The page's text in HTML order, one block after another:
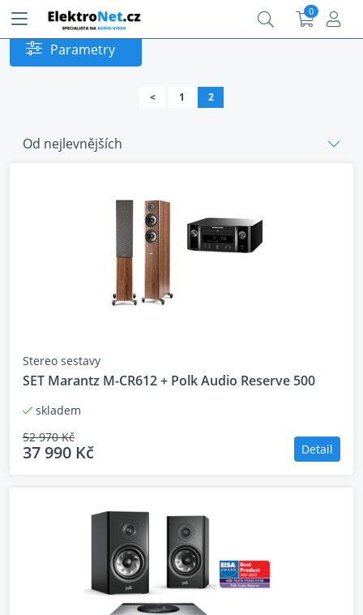
0
Parametry
< 1 2
Od nejlevnějších
Stereo sestavy
SET Marantz M-CR612 + Polk Audio Reserve 500
skladem
52 970 Kč
37 990 Kč Detail